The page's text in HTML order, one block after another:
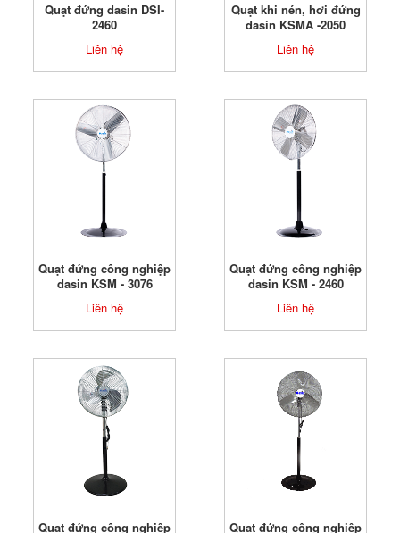
Quạt đứng dasin DSI-
2460
Liên hệ
Quạt khi nén, hơi đứng
dasin KSMA -2050
Liên hệ
Quạt đứng công nghiệp
dasin KSM - 3076
Liên hệ
Quạt đứng công nghiệp
dasin KSM - 2460
Liên hệ
Quạt đứng công nghiệp
Quạt đứng công nghiệp